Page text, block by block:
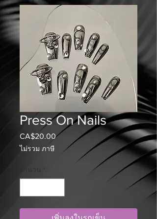
Press On Nails
CA$20.00ราคา
ไม่รวม ภาษี